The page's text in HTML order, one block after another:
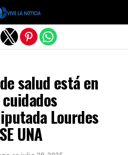
salud está en
Lourdes
UNA
la versión móvil